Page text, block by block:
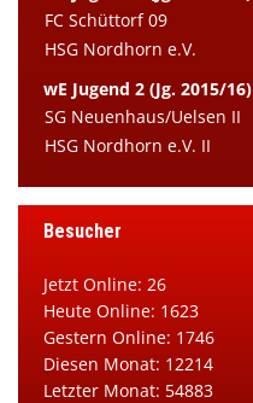
FC Schüttorf 09
HSG Nordhorn e.V.
wE Jugend 2 (Jg. 2015/16)
SG Neuenhaus/Uelsen II
HSG Nordhorn e.V. II
Besucher
Jetzt Online: 26
Heute Online: 1623
Gestern Online: 1746
Diesen Monat: 12214
Letzter Monat: 54883